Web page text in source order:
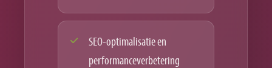
SEO-optimalisatie en
performanceverbetering